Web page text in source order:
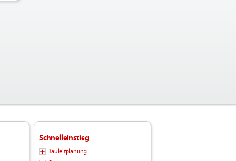
Schnelleinstieg
Bauleitplanung